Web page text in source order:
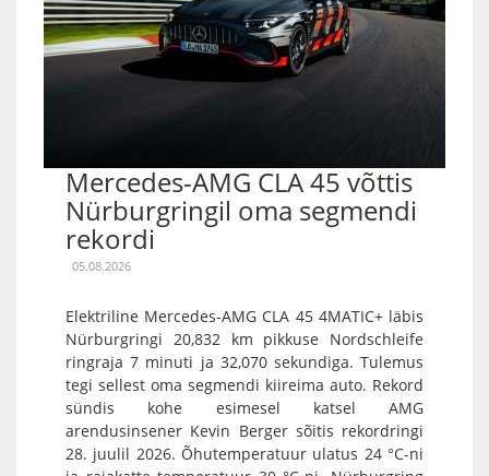
Mercedes-AMG CLA 45 võttis
Nürburgringil oma segmendi
rekordi
05.08.2026
Elektriline Mercedes-AMG CLA 45 4MATIC+ läbis
Nürburgringi 20,832 km pikkuse Nordschleife
ringraja 7 minuti ja 32,070 sekundiga. Tulemus
tegi sellest oma segmendi kiireima auto. Rekord
sündis kohe esimesel katsel AMG
arendusinsener Kevin Berger sõitis rekordringi
28. juulil 2026. Õhutemperatuur ulatus 24 °C-ni